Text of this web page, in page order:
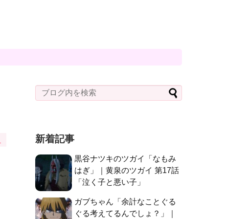
新着記事
黒谷ナツキのツガイ「なもみ
はぎ」｜黄泉のツガイ 第17話
「泣く子と悪い子」
ガブちゃん「余計なことぐる
ぐる考えてるんでしょ？」｜